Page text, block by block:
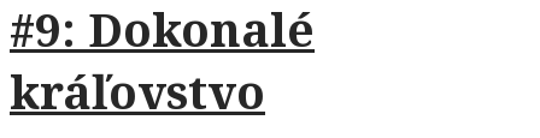
#9: Dokonalé
kráľovstvo